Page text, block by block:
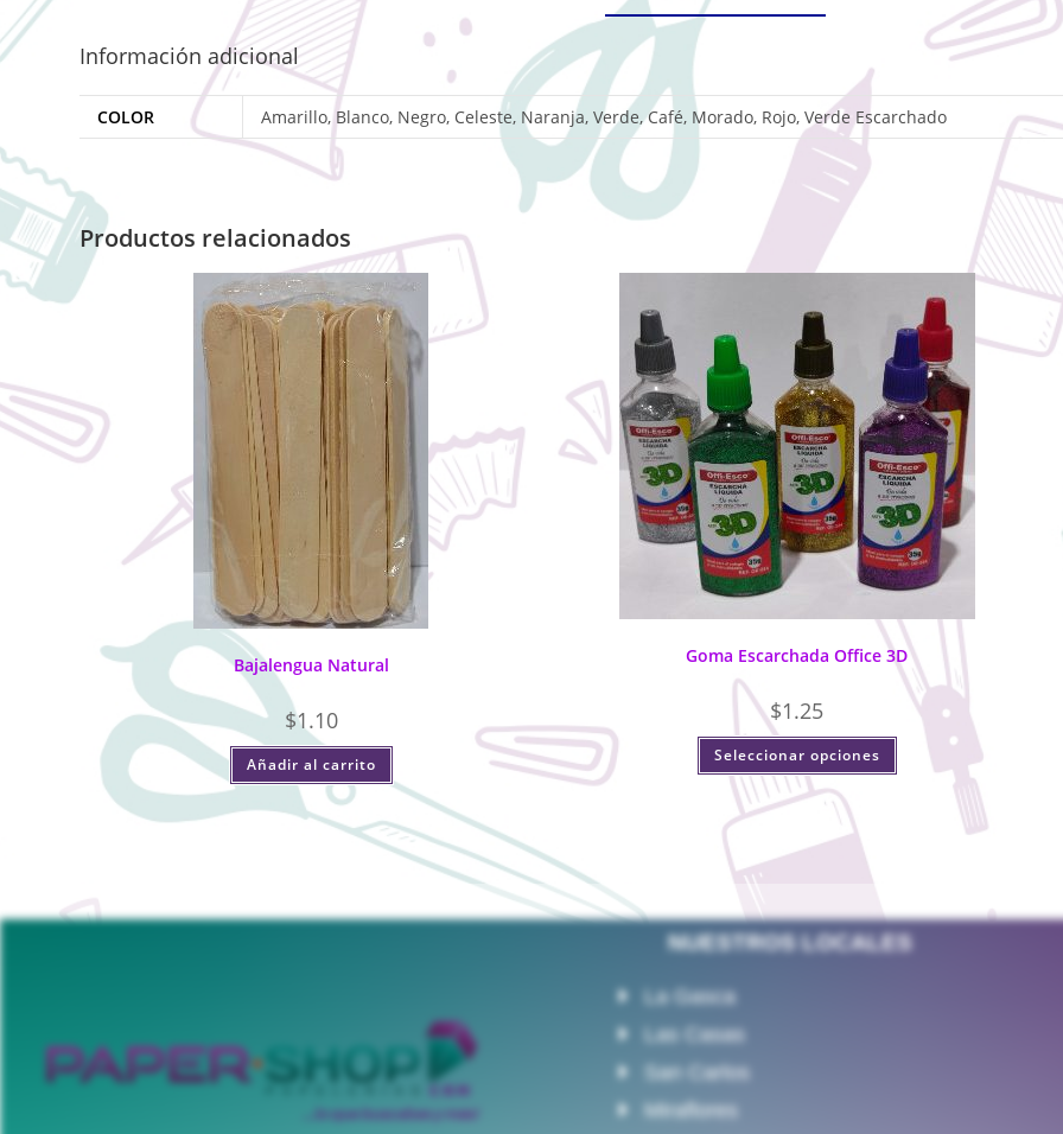
Información adicional
COLOR Amarillo, Blanco, Negro, Celeste, Naranja, Verde, Café, Morado, Rojo, Verde Escarchado
Productos relacionados
Bajalengua Natural
$1.10
Añadir al carrito
Goma Escarchada Office 3D
$1.25
Seleccionar opciones
NUESTROS LOCALES
La Gasca
Las Casas
San Carlos
Miraflores